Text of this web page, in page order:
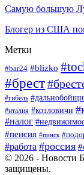
Самую большую
Блогер из США
Метки
#bar24 #blizko
#брест
#гибель
#италия #козловичи
#налог
#пенсия #пинск
#работа #россия
© 2026 - Новости
защищены.